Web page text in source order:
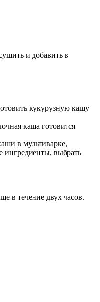
и добавить в
кукурузную кашу
каша готовится
в мультиварке,
ингредиенты, выбрать
в течение двух часов.